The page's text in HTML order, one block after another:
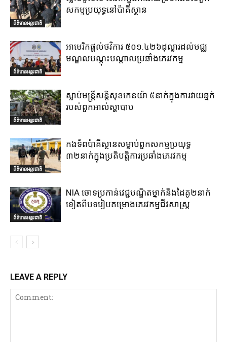
ព័ត៌មានអន្តរជាតិ
សកម្មប្រយុទ្ធនៅប៉ាគីស្ថាន
ព័ត៌មានអន្តរជាតិ
អាមេរិកផ្តល់ថវិការ ៥០១.៤២៦ដុល្លារដល់មជ្ឈ
មណ្ឌលបណ្តុះបណ្តាលប្រឆាំងភេរវកម្ម
ព័ត៌មានអន្តរជាតិ
ស្លាប់មន្ត្រីសន្តិសុខកេនយ៉ា ៥នាក់ក្នុងការវាយឆ្មក់
របស់ពួកអាល់ស្ហាបាប
ព័ត៌មានអន្តរជាតិ
កងទ័ពប៉ាគីស្ថានសម្លាប់ពួកសកម្មប្រយុទ្ធ
៣២នាក់ក្នុងប្រតិបត្តិការប្រឆាំងភេរវកម្ម
ព័ត៌មានអន្តរជាតិ
NIA ចោទប្រកាន់វេជ្ជបណ្ឌិតម្នាក់និងដៃគូ២នាក់
ទៀតពីបទរៀបគម្រោងភេរវកម្មជីវសាស្ត្រ
LEAVE A REPLY